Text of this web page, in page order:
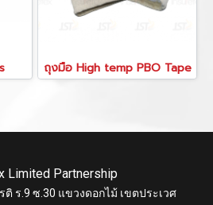
ถุงมือ High temp PBO Tape
Limited Partnership
ติ ร.9 ซ.30 แขวงดอกไม้ เขตประเวศ